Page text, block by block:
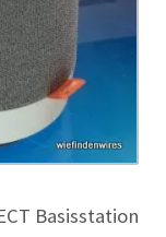
Basisstation